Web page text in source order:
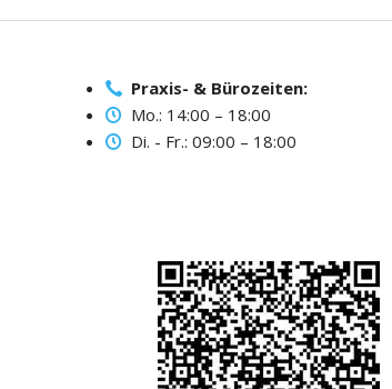
Praxis- & Bürozeiten:
Mo.: 14:00 – 18:00
Di. - Fr.: 09:00 – 18:00